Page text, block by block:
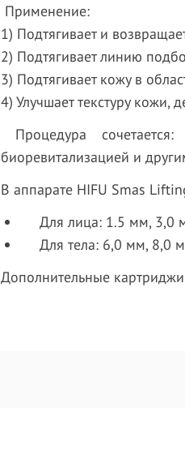
Применение:
1) Подтягивает и
2) Подтягивает линию
3) Подтягивает кожу в
4) Улучшает текстуру кожи,
Процедура
биоревитализацией и
В аппарате HIFU Smas
Для лица: 1.5 мм, 3,0
Для тела: 6,0 мм, 8,0
Дополнительные